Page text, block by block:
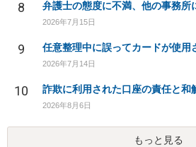
8 弁護士の態度に不満、他の事務所
2026年7月15日
9 任意整理中に誤ってカードが使用
2026年7月14日
10 詐欺に利用された口座の責任と和
2026年8月6日
もっと見る